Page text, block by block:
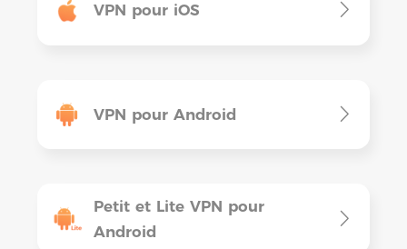
VPN pour iOS
VPN pour Android
Petit et Lite VPN pour
Android